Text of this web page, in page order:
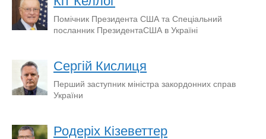
Помічник Президента США та Спеціальний
посланник ПрезидентаСША в Україні
Сергій Кислиця
Перший заступник міністра закордонних справ
України
Родеріх Кізеветтер